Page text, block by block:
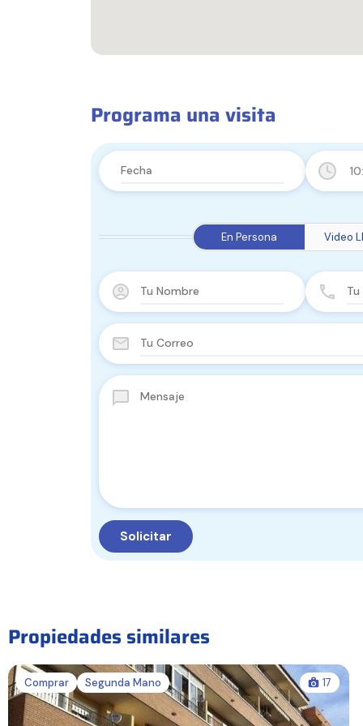
Programa una visita
En Persona Video
Propiedades similares
Comprar Segunda Mano 17